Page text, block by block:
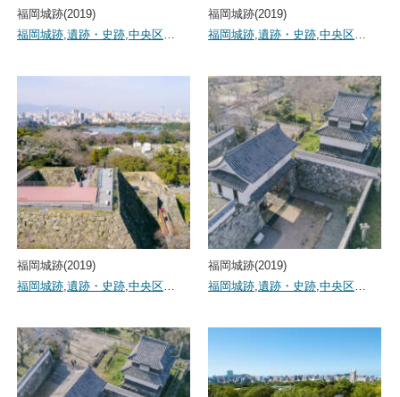
福岡城跡(2019)
福岡城跡,遺跡・史跡,中央区…
福岡城跡(2019)
福岡城跡,遺跡・史跡,中央区…
福岡城跡(2019)
福岡城跡,遺跡・史跡,中央区…
福岡城跡(2019)
福岡城跡,遺跡・史跡,中央区…